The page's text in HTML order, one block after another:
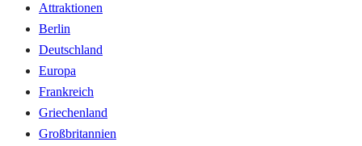
Attraktionen
Berlin
Deutschland
Europa
Frankreich
Griechenland
Großbritannien